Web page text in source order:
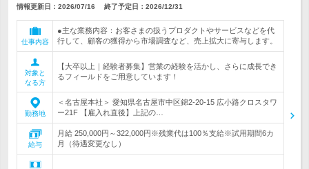
情報更新日：2026/07/16 終了予定日： 2026/12/31
仕事内容
●主な業務内容：お客さまの扱うプロダクトやサービスなどを代
行して、顧客の獲得から市場調査など、売上拡大に寄与します。
対象と
なる方
【大卒以上｜経験者募集】営業の経験を活かし、さらに成長でき
るフィールドをご用意しています！
勤務地
＜名古屋本社＞ 愛知県名古屋市中区錦2-20-15 広小路クロスタワ
ー21F 【雇入れ直後】上記の…
給与
月給 250,000円～322,000円※残業代は100％支給※試用期間6カ
月（待遇変更なし）